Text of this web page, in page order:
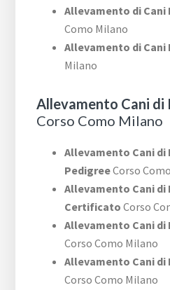
Allevamento di Cani
Como Milano
Allevamento di Cani
Milano
Allevamento Cani di
Corso Como Milano
Allevamento Cani di
PedigreeCorso
Allevamento Cani di
Certificato Corso
Allevamento Cani di
Corso Como Milano
Allevamento Cani di
Corso Como Milano